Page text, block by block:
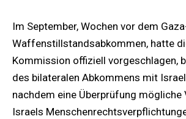
Im September, Wochen vor dem
Waffenstillstandsabkommen, hatte
Kommission offiziell vorgeschlagen,
des bilateralen Abkommens mit
nachdem eine Überprüfung mögliche
Israels